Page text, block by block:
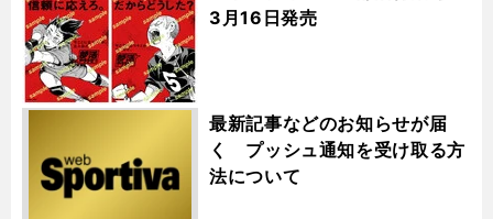
3月16日発売
最新記事などのお知らせが届
く プッシュ通知を受け取る方
法について